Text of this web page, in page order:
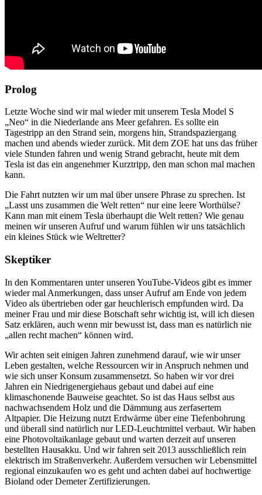
Prolog
Letzte Woche sind wir mal wieder mit unserem Tesla Model S
„Neo“ in die Niederlande ans Meer gefahren. Es sollte ein
Tagestripp an den Strand sein, morgens hin, Strandspaziergang
machen und abends wieder zurück. Mit dem ZOE hat uns das früher
viele Stunden fahren und wenig Strand gebracht, heute mit dem
Tesla ist das ein angenehmer Kurztripp, den man schon mal machen
kann.
Die Fahrt nutzten wir um mal über unsere Phrase zu sprechen. Ist
„Lasst uns zusammen die Welt retten“ nur eine leere Worthülse?
Kann man mit einem Tesla überhaupt die Welt retten? Wie genau
meinen wir unseren Aufruf und warum fühlen wir uns tatsächlich
ein kleines Stück wie Weltretter?
Skeptiker
In den Kommentaren unter unseren YouTube-Videos gibt es immer
wieder mal Anmerkungen, dass unser Aufruf am Ende von jedem
Video als übertrieben oder gar heuchlerisch empfunden wird. Da
meiner Frau und mir diese Botschaft sehr wichtig ist, will ich diesen
Satz erklären, auch wenn mir bewusst ist, dass man es natürlich nie
„allen recht machen“ können wird.
Wir achten seit einigen Jahren zunehmend darauf, wie wir unser
Leben gestalten, welche Ressourcen wir in Anspruch nehmen und
wie sich unser Konsum zusammensetzt. So haben wir vor drei
Jahren ein Niedrigenergiehaus gebaut und dabei auf eine
klimaschonende Bauweise geachtet. So ist das Haus selbst aus
nachwachsendem Holz und die Dämmung aus zerfasertem
Altpapier. Die Heizung nutzt Erdwärme über eine Tiefenbohrung
und überall sind natürlich nur LED-Leuchtmittel verbaut. Wir haben
eine Photovoltaikanlage gebaut und warten derzeit auf unseren
bestellten Hausakku. Und wir fahren seit 2013 ausschließlich rein
elektrisch im Straßenverkehr. Außerdem versuchen wir Lebensmittel
regional einzukaufen wo es geht und achten dabei auf hochwertige
Bioland oder Demeter Zertifizierungen.